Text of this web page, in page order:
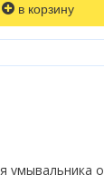
в корзину